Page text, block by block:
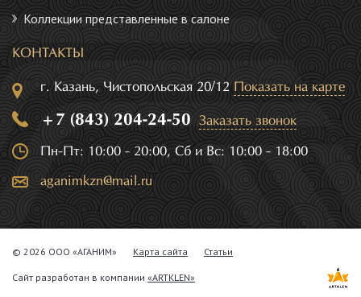
Коллекции представленные в салоне
КОНТАКТЫ
г. Казань, Чистопольская 20/12 Показать на карте
+7 (843) 204-24-50 Заказать звонок
Пн-Пт: 10:00 - 20:00, Сб и Вс: 10:00 - 18:00
aganimkzn@mail.ru
© 2026 ООО «АГАНИМ» Карта сайта Статьи
Сайт разработан в компании «ARTKLEN»